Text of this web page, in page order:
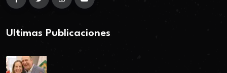
Ultimas Publicaciones